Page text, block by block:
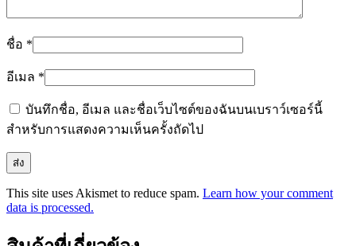
ชื่อ *
อีเมล *
บันทึกชื่อ, อีเมล และชื่อเว็บไซต์ของฉันบนเบราว์เซอร์นี้
สำหรับการแสดงความเห็นครั้งถัดไป
This site uses Akismet to reduce spam. Learn how your comment
data is processed.